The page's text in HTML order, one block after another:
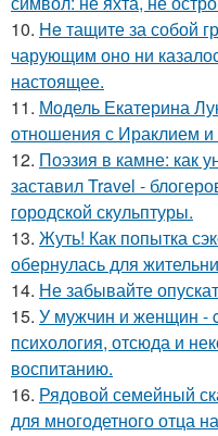
10. He тащите за собой
чарующим оно ни
настоящее.
11. Модель Екатерина
отношения с Ираклием
12. Поэзия в камне: как
заставил Travel -
городской скульптуры.
13. Жуть! Как попытка
обернулась для
14. Не забывайте
15. У мужчин и женщин -
психология, отсюда и
воспитанию.
16. Рядовой семейный
для многодетного отца